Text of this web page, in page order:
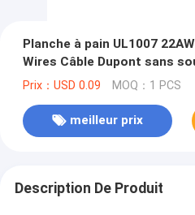
Planche à pain UL1007
Wires Câble Dupont sans
Prix：USD 0.09 MOQ：1 PCS
meilleur prix
Description De Produit